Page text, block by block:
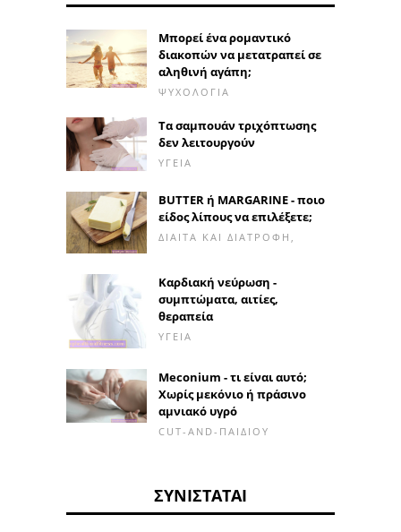
Μπορεί ένα ρομαντικό
διακοπών να μετατραπεί σε
αληθινή αγάπη;
ΨΥΧΟΛΟΓΊΑ
Τα σαμπουάν τριχόπτωσης
δεν λειτουργούν
ΥΓΕΊΑ
BUTTER ή MARGARINE - ποιο
είδος λίπους να επιλέξετε;
ΔΊΑΙΤΑ ΚΑΙ ΔΙΑΤΡΟΦΉ,
Καρδιακή νεύρωση -
συμπτώματα, αιτίες,
θεραπεία
ΥΓΕΊΑ
Meconium - τι είναι αυτό;
Χωρίς μεκόνιο ή πράσινο
αμνιακό υγρό
CUT-AND-ΠΑΙΔΙΟΎ
ΣΥΝΙΣΤΆΤΑΙ